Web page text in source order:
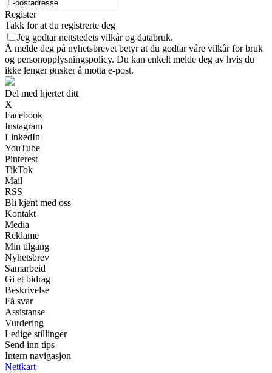
Register
Takk for at du registrerte deg
Jeg godtar nettstedets vilkår og databruk.
Å melde deg på nyhetsbrevet betyr at du godtar våre vilkår for bruk
og personopplysningspolicy. Du kan enkelt melde deg av hvis du
ikke lenger ønsker å motta e-post.
Del med hjertet ditt
X
Facebook
Instagram
LinkedIn
YouTube
Pinterest
TikTok
Mail
RSS
Bli kjent med oss
Kontakt
Media
Reklame
Min tilgang
Nyhetsbrev
Samarbeid
Gi et bidrag
Beskrivelse
Få svar
Assistanse
Vurdering
Ledige stillinger
Send inn tips
Intern navigasjon
Nettkart